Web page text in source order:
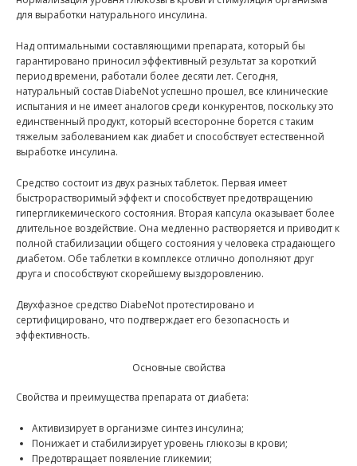
для выработки натурального инсулина.
Над оптимальными составляющими препарата, который бы
гарантировано приносил эффективный результат за короткий
период времени, работали более десяти лет. Сегодня,
натуральный состав DiabeNot успешно прошел, все клинические
испытания и не имеет аналогов среди конкурентов, поскольку это
единственный продукт, который всесторонне борется с таким
тяжелым заболеванием как диабет и способствует естественной
выработке инсулина.
Средство состоит из двух разных таблеток. Первая имеет
быстрорастворимый эффект и способствует предотвращению
гипергликемического состояния. Вторая капсула оказывает более
длительное воздействие. Она медленно растворяется и приводит к
полной стабилизации общего состояния у человека страдающего
диабетом. Обе таблетки в комплексе отлично дополняют друг
друга и способствуют скорейшему выздоровлению.
Двухфазное средство DiabeNot протестировано и
сертифицировано, что подтверждает его безопасность и
эффективность.
Основные свойства
Свойства и преимущества препарата от диабета:
Активизирует в организме синтез инсулина;
Понижает и стабилизирует уровень глюкозы в крови;
Предотвращает появление гликемии;